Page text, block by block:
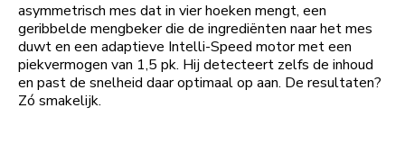
asymmetrisch mes dat in vier hoeken mengt, een
geribbelde mengbeker die de ingrediënten naar het mes
duwt en een adaptieve Intelli-Speed motor met een
piekvermogen van 1,5 pk. Hij detecteert zelfs de inhoud
en past de snelheid daar optimaal op aan. De resultaten?
Zó smakelijk.